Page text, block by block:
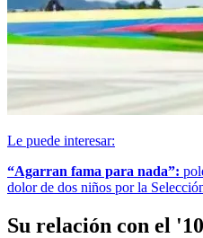
Le puede interesar:
“Agarran fama para nada”:
dolor de dos niños por la
Su relación con el